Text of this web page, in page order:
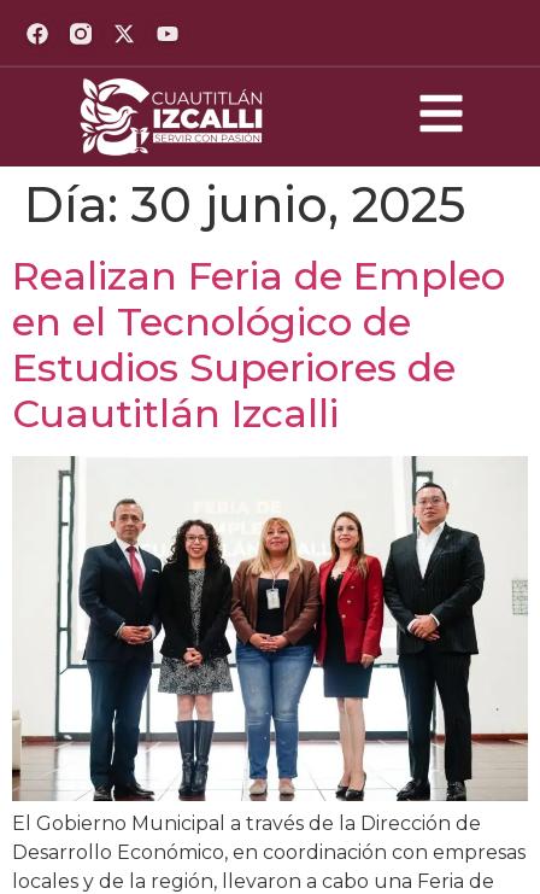
Día: 30 junio, 2025
Realizan Feria de Empleo
en el Tecnológico de
Estudios Superiores de
Cuautitlán Izcalli
El Gobierno Municipal a través de la Dirección de
Desarrollo Económico, en coordinación con empresas
locales y de la región, llevaron a cabo una Feria de